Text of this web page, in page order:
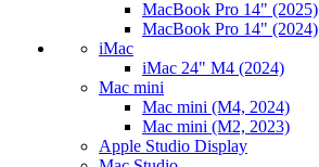
MacBook Pro 14" (2025)
MacBook Pro 14" (2024)
iMac
iMac 24" M4 (2024)
Mac mini
Mac mini (M4, 2024)
Mac mini (M2, 2023)
Apple Studio Display